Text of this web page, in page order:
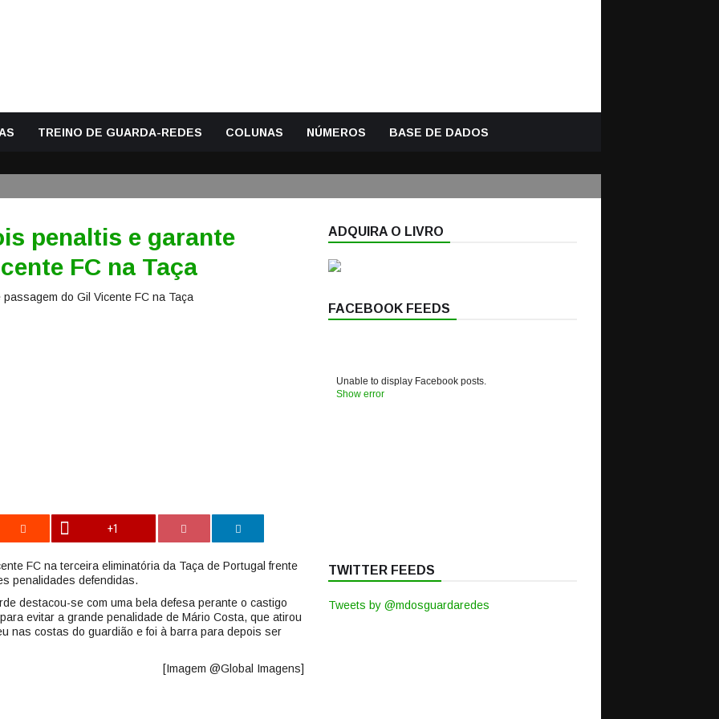
TREINO DE GUARDA-REDES COLUNAS NÚMEROS BASE DE DADOS
penaltis e garante
FC na Taça
+1
FC na terceira eliminatória da Taça de Portugal frente
penalidades defendidas.
destacou-se com uma bela defesa perante o castigo
evitar a grande penalidade de Mário Costa, que atirou
nas costas do guardião e foi à barra para depois ser
[Imagem @Global Imagens]
ADQUIRA O LIVRO
FACEBOOK FEEDS
Unable to display Facebook posts.
Show error
TWITTER FEEDS
Tweets by @mdosguardaredes